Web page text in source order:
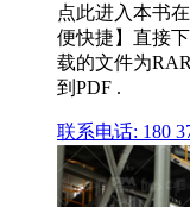
点此进入本书
便快捷】直接
载的文件为
到PDF .
联系电话: 180